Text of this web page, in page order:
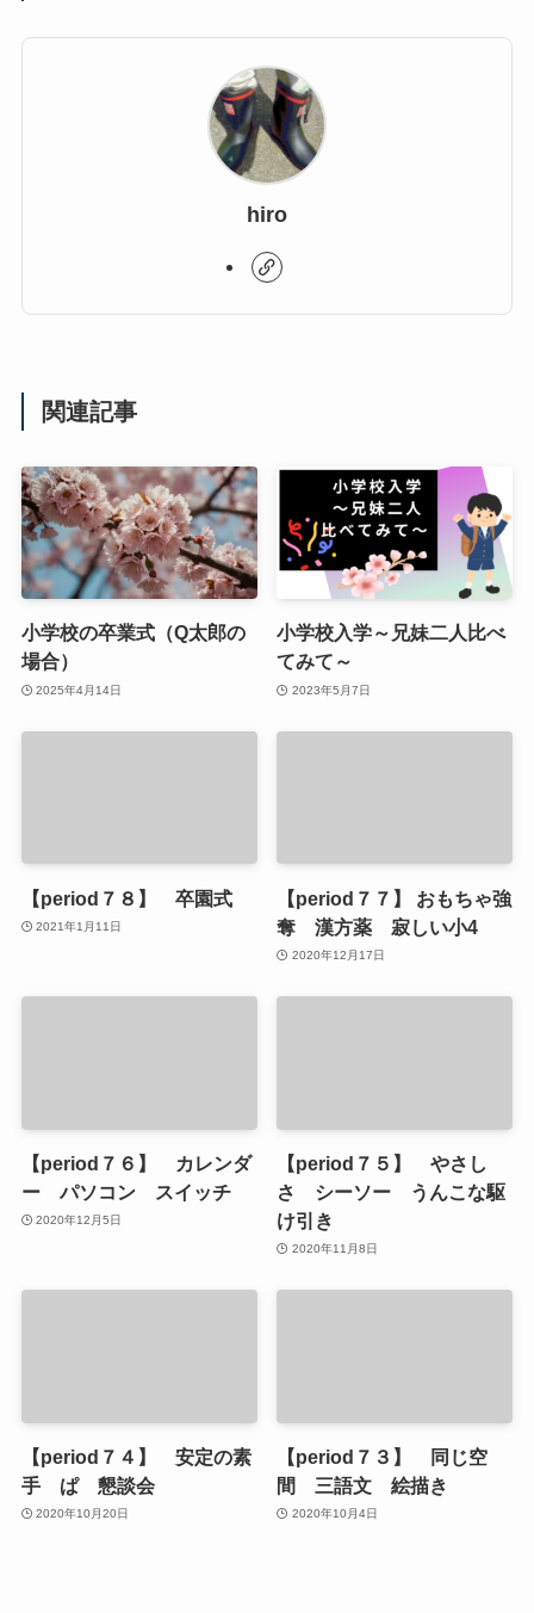
hiro
関連記事
小学校の卒業式（Q太郎の
場合）
2025年4月14日
小学校入学～兄妹二人比べ
てみて～
2023年5月7日
【period７８】 卒園式
2021年1月11日
【period７７】 おもちゃ強
奪 漢方薬 寂しい小4
2020年12月17日
【period７６】 カレンダ
ー パソコン スイッチ
2020年12月5日
【period７５】 やさし
さ シーソー うんこな駆
け引き
2020年11月8日
【period７４】 安定の素
手 ぱ 懇談会
2020年10月20日
【period７３】 同じ空
間 三語文 絵描き
2020年10月4日